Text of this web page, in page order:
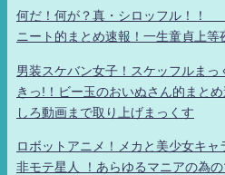
何だ！何が？真・シロッフル！
ニート的まとめ速報！一生童貞上等
男装スケバン女子！スケッフルまっ
きっ!！ビー玉のおいぬさん的まと
しろ動画まで取り上げまっくす
ロボットアニメ！メカと美少女キャ
非モテ星人 ！あらゆるマニアの為